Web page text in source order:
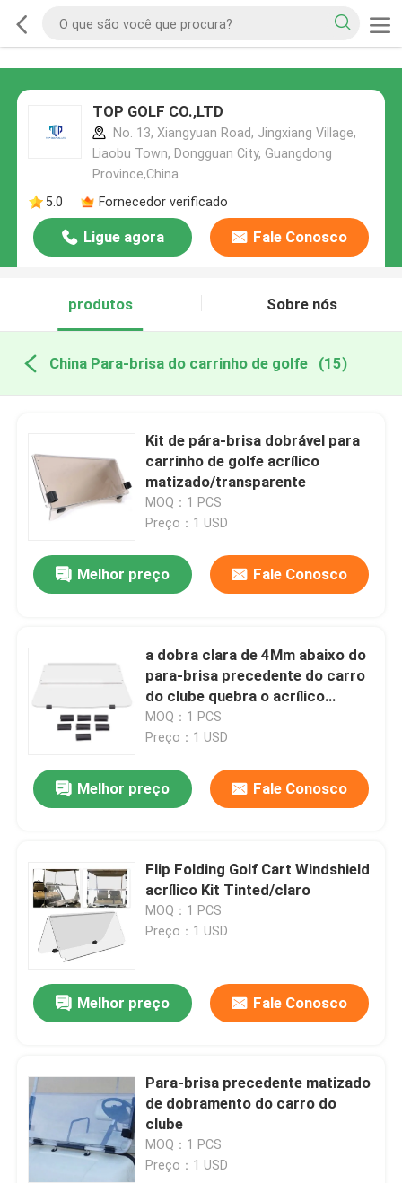
TOP GOLF CO.,LTD
No. 13, Xiangyuan Road, Jingxiang Village,
Liaobu Town, Dongguan City, Guangdong
Province,China
5.0
Fornecedor verificado
Ligue agora Fale Conosco
produtos Sobre nós
China Para-brisa do carrinho de golfe (15)
Kit de pára-brisa dobrável para
carrinho de golfe acrílico
matizado/transparente
MOQ：1 PCS
Preço：1 USD
Melhor preço Fale Conosco
a dobra clara de 4Mm abaixo do
para-brisa precedente do carro
do clube quebra o acrílico
resistente
MOQ：1 PCS
Preço：1 USD
Melhor preço Fale Conosco
Flip Folding Golf Cart Windshield
acrílico Kit Tinted/claro
MOQ：1 PCS
Preço：1 USD
Melhor preço Fale Conosco
Para-brisa precedente matizado
de dobramento do carro do
clube
MOQ：1 PCS
Preço：1 USD